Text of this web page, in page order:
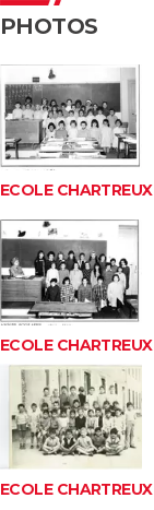
PHOTOS
ECOLE CHARTREUX
ECOLE CHARTREUX
ECOLE CHARTREUX